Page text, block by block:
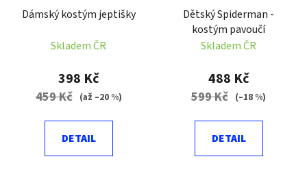
Dámský kostým jeptišky
Skladem ČR
398 Kč
459 Kč (až –20 %)
DETAIL
Dětský Spiderman -
kostým pavoučí
Skladem ČR
488 Kč
599 Kč (–18 %)
DETAIL